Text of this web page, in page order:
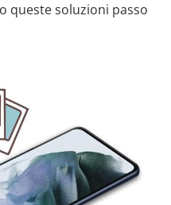
queste soluzioni passo